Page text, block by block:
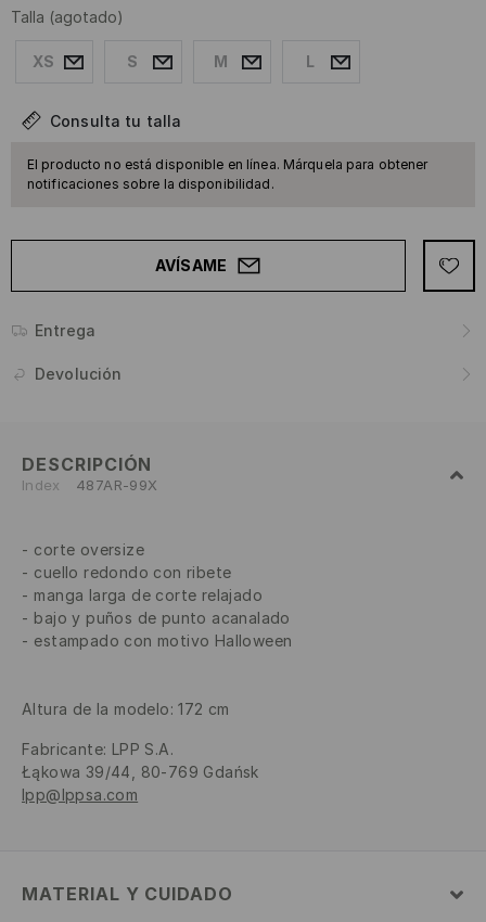
Talla (agotado)
XS S M L
Consulta tu talla
El producto no está disponible en línea. Márquela para obtener
notificaciones sobre la disponibilidad.
AVÍSAME
Entrega
Devolución
DESCRIPCIÓN
Index 487AR-99X
corte oversize
cuello redondo con ribete
manga larga de corte relajado
bajo y puños de punto acanalado
estampado con motivo Halloween
Altura de la modelo: 172 cm
Fabricante: LPP S.A.
Łąkowa 39/44, 80-769 Gdańsk
lpp@lppsa.com
MATERIAL Y CUIDADO